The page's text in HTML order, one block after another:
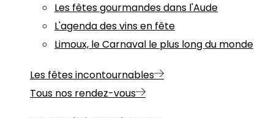
Les fêtes gourmandes dans l'Aude
L'agenda des vins en fête
Limoux, le Carnaval le plus long du monde
Les fêtes incontournables
Tous nos rendez-vous